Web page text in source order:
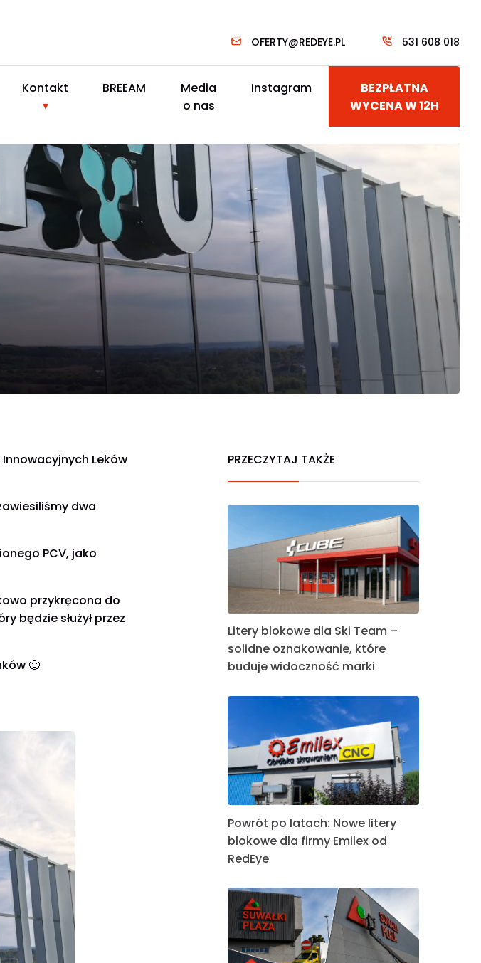
531 608 018
OFERTY@REDEYE.PL
Kontakt BREEAM
Media
o nas
Instagram
BEZPŁATNA
WYCENA W 12H
Leków
dwa
PCV, jako
przykręcona do
będzie służył przez
🙂
PRZECZYTAJ TAKŻE
Litery blokowe dla Ski Team –
solidne oznakowanie, które
buduje widoczność marki
Powrót po latach: Nowe litery
blokowe dla firmy Emilex od
RedEye